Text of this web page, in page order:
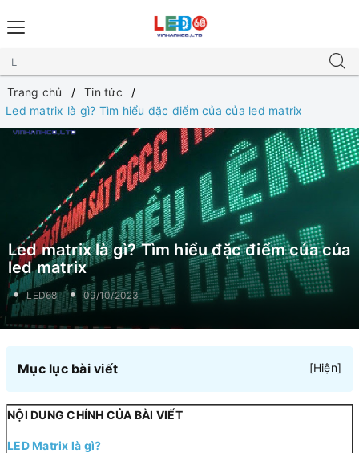
Trang chủ
Tin tức
Led matrix là gì? Tìm hiểu đặc điểm của của led matrix
Led matrix là gì? Tìm hiểu đặc điểm của của
led matrix
LED68 09/10/2023
Mục lục bài viết [Hiện]
NỘI DUNG CHÍNH CỦA BÀI VIẾT
LED Matrix là gì?